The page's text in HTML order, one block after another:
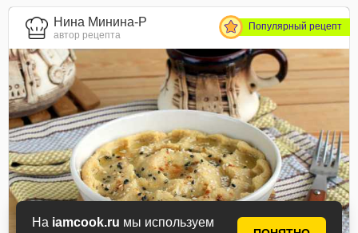
На iamcook.ru мы используем
Нина Минина-Р
автор рецепта
Популярный рецепт